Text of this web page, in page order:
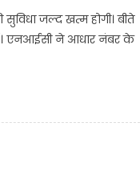
जल्द खत्म होगी। बीते
एनआईसी ने आधार नंबर के